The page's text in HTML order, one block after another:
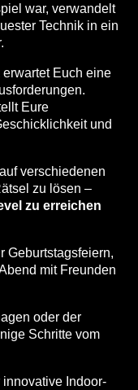
war, verwandelt
Technik in ein
erwartet Euch eine
Eure
und
verschiedenen
zu lösen –
zu erreichen
Geburtstagsfeiern,
mit Freunden
oder der
Schritte vom
Indoor-